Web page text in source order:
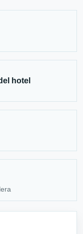
hotel